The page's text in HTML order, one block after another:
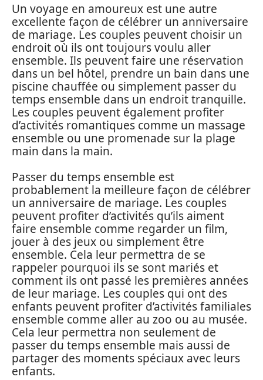
Un voyage en amoureux est une autre
excellente façon de célébrer un anniversaire
de mariage. Les couples peuvent choisir un
endroit où ils ont toujours voulu aller
ensemble. Ils peuvent faire une réservation
dans un bel hôtel, prendre un bain dans une
piscine chauffée ou simplement passer du
temps ensemble dans un endroit tranquille.
Les couples peuvent également profiter
d’activités romantiques comme un massage
ensemble ou une promenade sur la plage
main dans la main.
Passer du temps ensemble est
probablement la meilleure façon de célébrer
un anniversaire de mariage. Les couples
peuvent profiter d’activités qu’ils aiment
faire ensemble comme regarder un film,
jouer à des jeux ou simplement être
ensemble. Cela leur permettra de se
rappeler pourquoi ils se sont mariés et
comment ils ont passé les premières années
de leur mariage. Les couples qui ont des
enfants peuvent profiter d’activités familiales
ensemble comme aller au zoo ou au musée.
Cela leur permettra non seulement de
passer du temps ensemble mais aussi de
partager des moments spéciaux avec leurs
enfants.